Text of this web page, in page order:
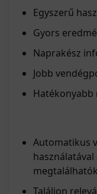
Egyszerű
Gyors
Naprakész
Jobb
Automatikus
Találjon